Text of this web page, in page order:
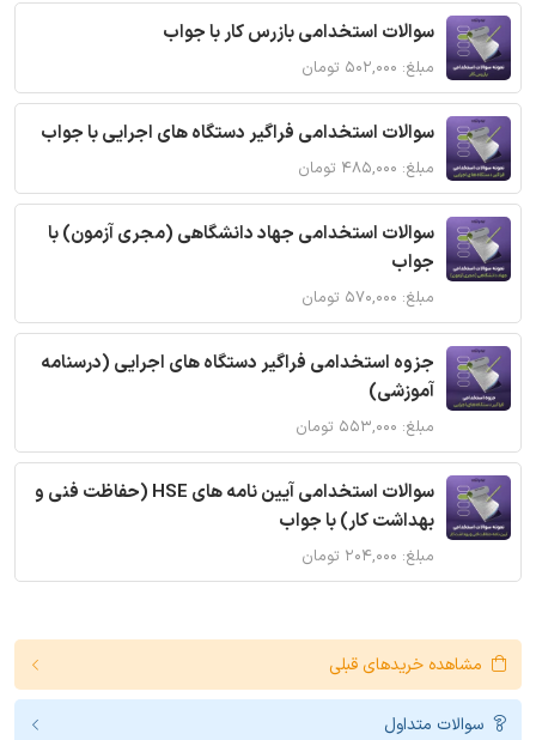
سوالات استخدامی بازرس کار با جواب
مبلغ: ۵۰۲,۰۰۰ تومان
سوالات استخدامی فراگیر دستگاه های اجرایی با جواب
مبلغ: ۴۸۵,۰۰۰ تومان
سوالات استخدامی جهاد دانشگاهی (مجری آزمون) با
جواب
مبلغ: ۵۷۰,۰۰۰ تومان
جزوه استخدامی فراگیر دستگاه های اجرایی (درسنامه
آموزشی)
مبلغ: ۵۵۳,۰۰۰ تومان
سوالات استخدامی آیین نامه های HSE (حفاظت فنی و
بهداشت کار) با جواب
مبلغ: ۲۰۴,۰۰۰ تومان
مشاهده خریدهای قبلی
سوالات متداول